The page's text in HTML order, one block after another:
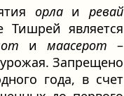
орлаи ревай
является
и маасерот –
Запрещено
года, в счет